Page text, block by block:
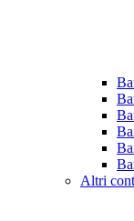
Altri